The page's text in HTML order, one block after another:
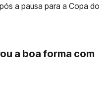
a pausa para a Copa do
a boa forma com